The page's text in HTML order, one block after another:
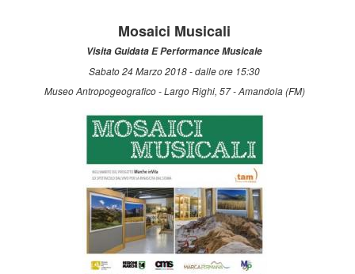
Mosaici Musicali
Visita Guidata E Performance Musicale
Sabato 24 Marzo 2018 - dalle ore 15:30
Museo Antropogeografico - Largo Righi, 57 - Amandola (FM)